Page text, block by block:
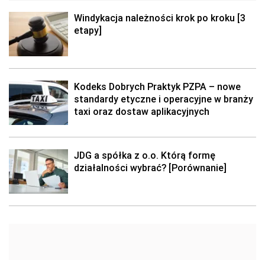
Windykacja należności krok po kroku [3
etapy]
Kodeks Dobrych Praktyk PZPA – nowe
standardy etyczne i operacyjne w branży
taxi oraz dostaw aplikacyjnych
JDG a spółka z o.o. Którą formę
działalności wybrać? [Porównanie]